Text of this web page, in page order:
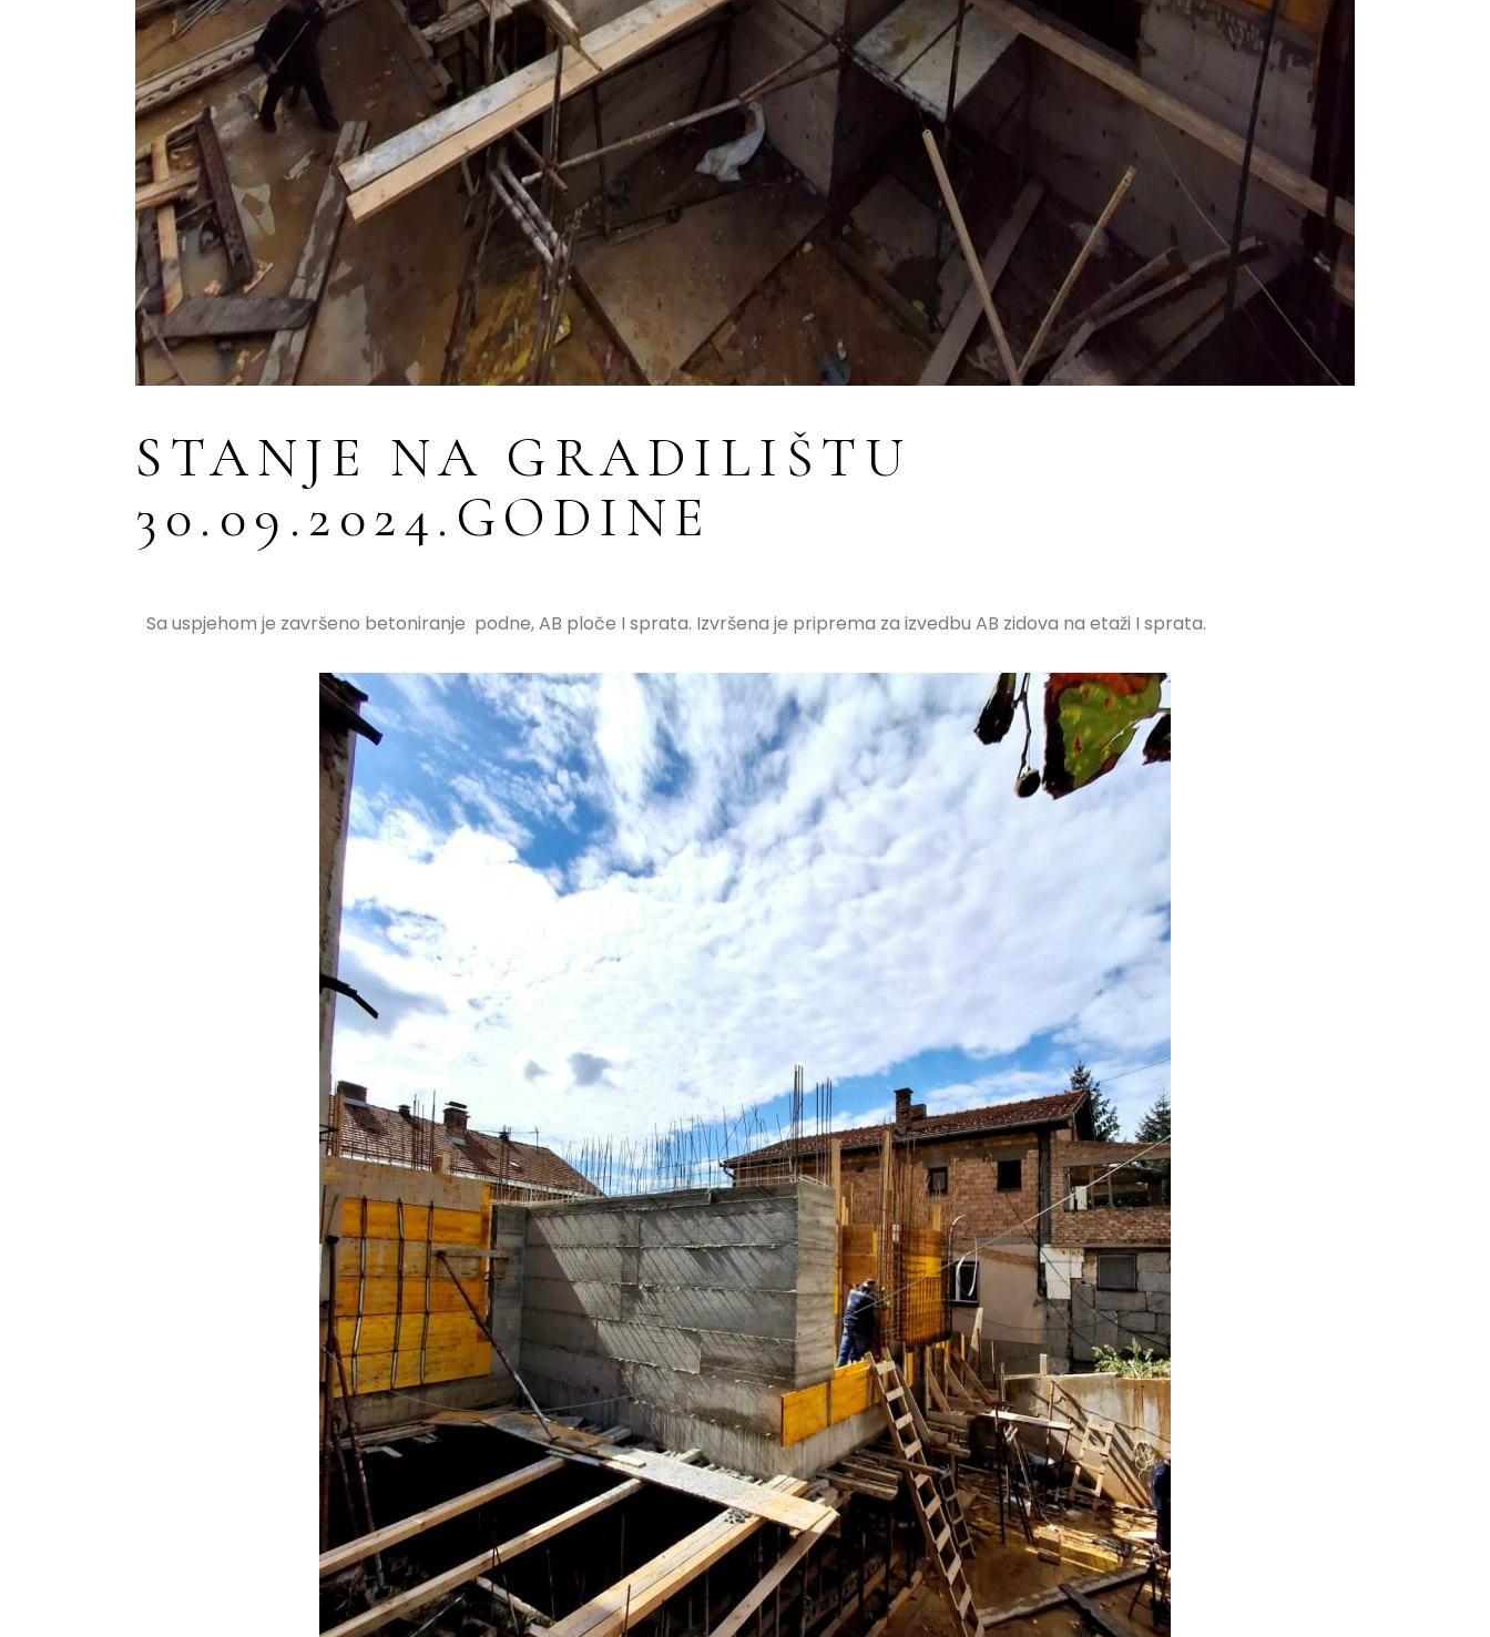
STANJE NA GRADILIŠTU
30.09.2024.GODINE
Sa uspjehom je završeno betoniranje podne, AB ploče I sprata. Izvršena je priprema za izvedbu AB zidova na etaži I sprata.